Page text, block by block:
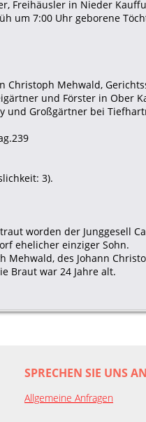
Freihäusler in Nieder
um 7:00 Uhr geborene
Christoph Mehwald,
und Förster in Ober
und Großgärtner bei
3).
worden der Junggesell
ehelicher einziger Sohn.
Mehwald, des Johann
Braut war 24 Jahre alt.
SPRECHEN SIE UNS AN
Allgemeine Anfragen